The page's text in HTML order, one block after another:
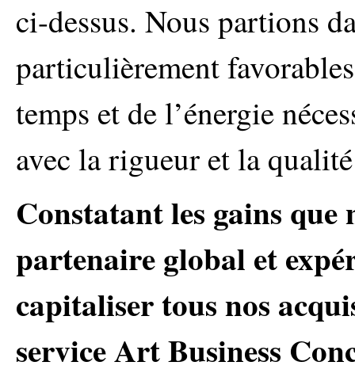
ci-dessus. Nous partions
particulièrement
temps et de l’énergie
avec la rigueur et la
Constatant les gains
partenaire global et
capitaliser tous nos
service Art Business